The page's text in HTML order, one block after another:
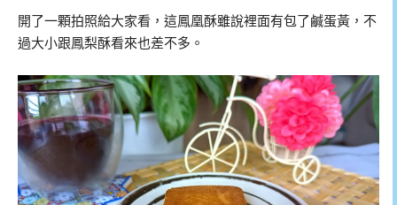
開了一顆拍照給大家看，這鳳凰酥雖說裡面有包了鹹蛋黃，不
過大小跟鳳梨酥看來也差不多。